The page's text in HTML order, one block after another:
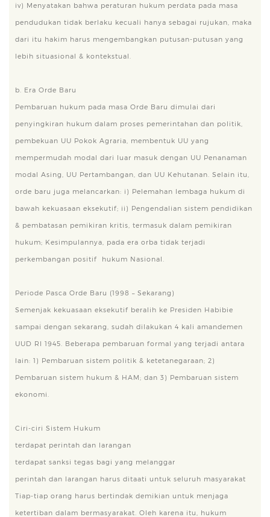
iv) Menyatakan bahwa peraturan hukum perdata pada masa
pendudukan tidak berlaku kecuali hanya sebagai rujukan, maka
dari itu hakim harus mengembangkan putusan-putusan yang
lebih situasional & kontekstual.
b. Era Orde Baru
Pembaruan hukum pada masa Orde Baru dimulai dari
penyingkiran hukum dalam proses pemerintahan dan politik,
pembekuan UU Pokok Agraria, membentuk UU yang
mempermudah modal dari luar masuk dengan UU Penanaman
modal Asing, UU Pertambangan, dan UU Kehutanan. Selain itu,
orde baru juga melancarkan: i) Pelemahan lembaga hukum di
bawah kekuasaan eksekutif; ii) Pengendalian sistem pendidikan
& pembatasan pemikiran kritis, termasuk dalam pemikiran
hukum; Kesimpulannya, pada era orba tidak terjadi
perkembangan positif hukum Nasional.
Periode Pasca Orde Baru (1998 – Sekarang)
Semenjak kekuasaan eksekutif beralih ke Presiden Habibie
sampai dengan sekarang, sudah dilakukan 4 kali amandemen
UUD RI 1945. Beberapa pembaruan formal yang terjadi antara
lain: 1) Pembaruan sistem politik & ketetanegaraan; 2)
Pembaruan sistem hukum & HAM; dan 3) Pembaruan sistem
ekonomi.
Ciri-ciri Sistem Hukum
terdapat perintah dan larangan
terdapat sanksi tegas bagi yang melanggar
perintah dan larangan harus ditaati untuk seluruh masyarakat
Tiap-tiap orang harus bertindak demikian untuk menjaga
ketertiban dalam bermasyarakat. Oleh karena itu, hukum